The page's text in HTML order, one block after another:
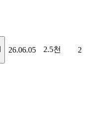
26.06.05 2.5천 2